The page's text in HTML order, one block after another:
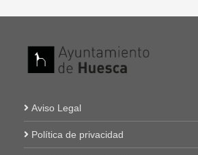
Aviso Legal
Política de privacidad